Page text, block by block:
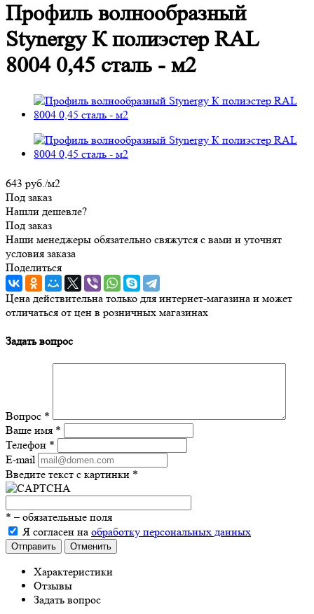
Профиль волнообразный
Stynergy К полиэстер RAL
8004 0,45 сталь - м2
643 руб./м2
Под заказ
Нашли дешевле?
Под заказ
Наши менеджеры обязательно свяжутся с вами и уточнят
условия заказа
Поделиться
Цена действительна только для интернет-магазина и может
отличаться от цен в розничных магазинах
Задать вопрос
Вопрос *
Ваше имя *
Телефон *
E-mail
Введите текст с картинки *
* – обязательные поля
Я согласен на обработку персональных данных
Отправить Отменить
Характеристики
Отзывы
Задать вопрос